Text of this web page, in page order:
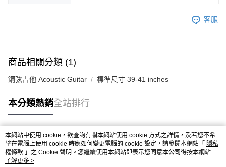
客服
商品相關分類 (1)
鋼弦吉他 Acoustic Guitar 標準尺寸 39-41 inches
本分類熱銷全站排行
熱門標籤
本網站中使用 cookie，欲查詢有關本網站使用 cookie 方式之詳情，及若您不希
望在電腦上使用 cookie 時應如何變更電腦的 cookie 設定，請參閱本網站「 隱私
權條款 」之 Cookie 聲明。您繼續使用本網站即表示您同意本公司得按本網站使
用條款之 Cookie 聲明使用 cookie。
了解更多 >